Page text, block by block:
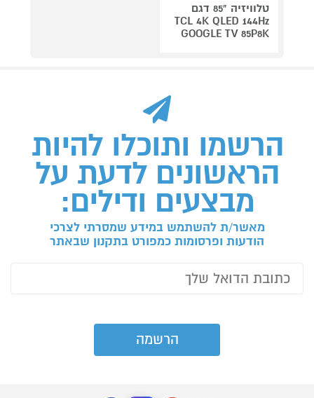
טלוויזיה "85 דגם
TCL 4K QLED 144Hz
GOOGLE TV 85P8K
הרשמו ותוכלו להיות
הראשונים לדעת על
מבצעים ודילים:
מאשר/ת להשתמש במידע שמסרתי לצרכי
הודעות ופרסומות כמפורט בתקנון שבאתר